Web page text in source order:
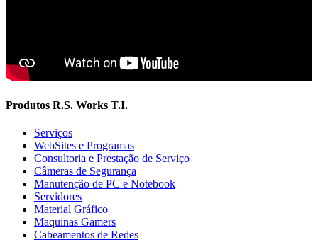
Produtos R.S. Works T.I.
Serviços
WebSites e Programas
Consultoria e Prestação de Serviço
Câmeras de Segurança
Manutenção de PC e Notebook
Servidores
Material Gráfico
Maquinas Gamers
Cabeamentos de Redes